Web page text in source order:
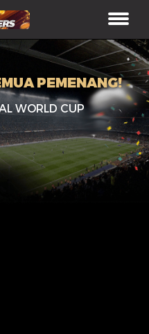
PEMENANG!
WORLD CUP